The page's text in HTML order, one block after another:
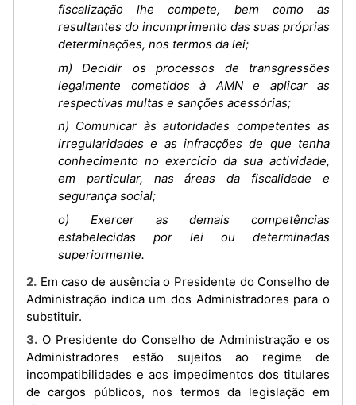
fiscalização lhe compete, bem como as
resultantes do incumprimento das suas próprias
determinações, nos termos da lei;
m) Decidir os processos de transgressões
legalmente cometidos à AMN e aplicar as
respectivas multas e sanções acessórias;
n) Comunicar às autoridades competentes as
irregularidades e as infracções de que tenha
conhecimento no exercício da sua actividade,
em particular, nas áreas da fiscalidade e
segurança social;
o) Exercer as demais competências
estabelecidas por lei ou determinadas
superiormente.
2. Em caso de ausência o Presidente do Conselho de
Administração indica um dos Administradores para o
substituir.
3. O Presidente do Conselho de Administração e os
Administradores estão sujeitos ao regime de
incompatibilidades e aos impedimentos dos titulares
de cargos públicos, nos termos da legislação em